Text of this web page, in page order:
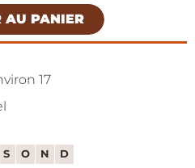
AU PANIER
17
S O N D